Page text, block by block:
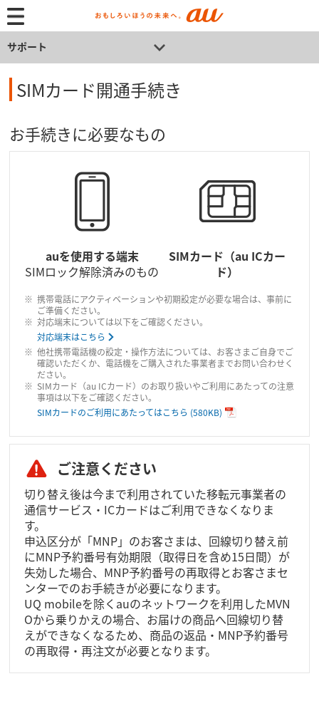
サポート
SIMカード開通手続き
お手続きに必要なもの
auを使用する端末
SIMロック解除済みのもの
SIMカード（au ICカー
ド）
携帯電話にアクティベーションや初期設定が必要な場合は、事前に
ご準備ください。
対応端末については以下をご確認ください。
対応端末はこちら
他社携帯電話機の設定・操作方法については、お客さまご自身でご
確認いただくか、電話機をご購入された事業者までお問い合わせく
ださい。
SIMカード（au ICカード）のお取り扱いやご利用にあたっての注意
事項は以下をご確認ください。
SIMカードのご利用にあたってはこちら (580KB)
ご注意ください
切り替え後は今まで利用されていた移転元事業者の
通信サービス・ICカードはご利用できなくなりま
す。
申込区分が「MNP」のお客さまは、回線切り替え前
にMNP予約番号有効期限（取得日を含め15日間）が
失効した場合、MNP予約番号の再取得とお客さまセ
ンターでのお手続きが必要になります。
UQ mobileを除くauのネットワークを利用したMVN
Oから乗りかえの場合、お届けの商品へ回線切り替
えができなくなるため、商品の返品・MNP予約番号
の再取得・再注文が必要となります。